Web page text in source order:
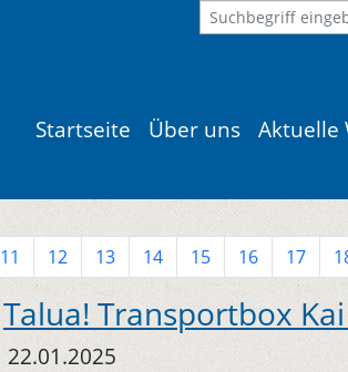
Startseite Über uns Aktuelle
11 12 13 14 15 16 17
Talua! Transportbox Kai
22.01.2025